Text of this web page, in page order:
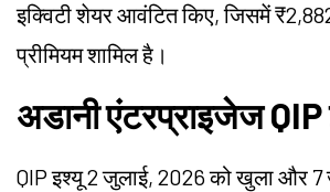
इक्विटी शेयर आवंटित किए, जिसमें
प्रीमियम शामिल है।
अडानी एंटरप्राइजेज QIP
QIP इश्यू 2 जुलाई, 2026 को खुला और